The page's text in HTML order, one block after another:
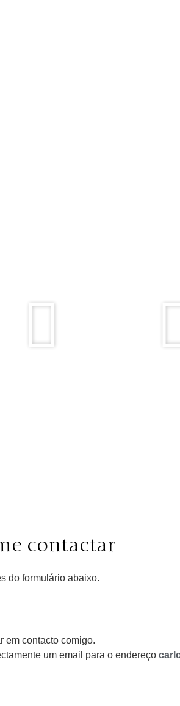
contactar
do formulário abaixo.
em contacto comigo.
um email para o endereço